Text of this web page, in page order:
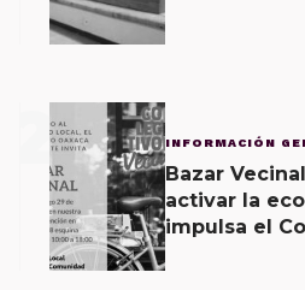
2 INFORMACIÓN
Bazar
activar la
impulsa el